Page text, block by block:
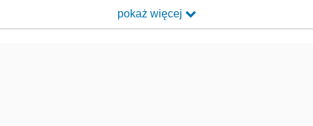
pokaż więcej